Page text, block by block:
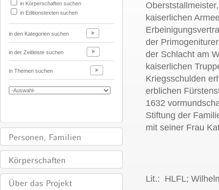
in Körperschaften suchen
in Editionstexten suchen
in den Kategorien suchen
in der Zeitleiste suchen
in Themen suchen
kaiserlichen
der
der Schlacht am
kaiserlichen
Kriegsschulden
erblichen
1632
Stiftung der
mit seiner Frau
Lit.: HLFL;